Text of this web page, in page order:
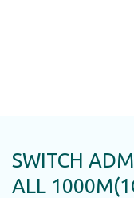
SWITCH
ALL